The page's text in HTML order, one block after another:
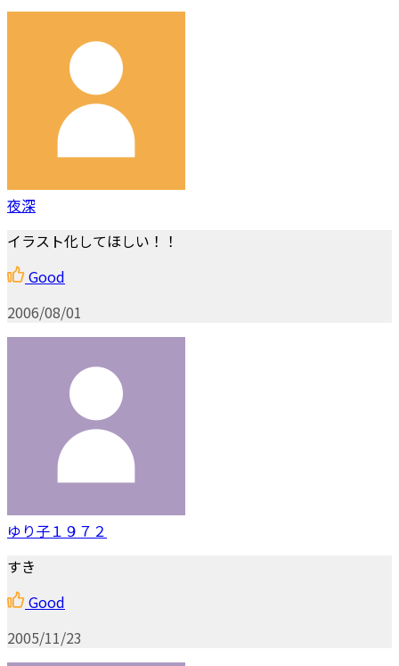
夜深
イラスト化してほしい！！
Good
2006/08/01
ゆり子１９７２
すき
Good
2005/11/23